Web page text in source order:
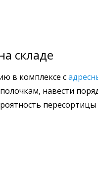
складе
в комплексе с
навести
пересортицы